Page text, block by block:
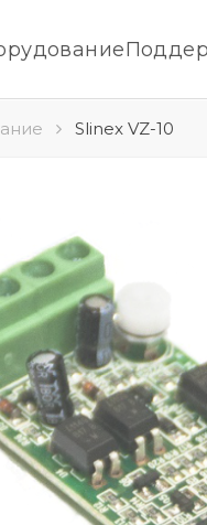
Slinex VZ-10